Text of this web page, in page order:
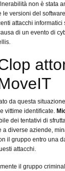
non è stata
versioni del
attacchi
di un evento di
da questa
vittime identificate.
dei tentativi di
diverse aziende,
il gruppo entro una
attacchi.
il gruppo